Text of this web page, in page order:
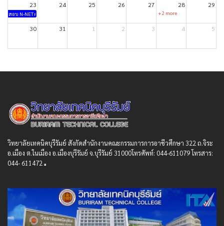
23 24 25 26 27 28 29
สอบ N-NET ครั้งที่ 1/2569 +2 more
30 31 1 2 3 4 5
วิทยาลัยเทคนิคบุรีรัมย์ สังกัดสํานักงานคณะกรรมการการอาชีวศึกษา 322 ถ.จิระ
อ.เมือง ต.ในเมือง อ.เมืองบุรีรัมย์ จ.บุรีรัมย์ 31000โทรศัพท์: 044-611079 โทรสาร:
044- 611472